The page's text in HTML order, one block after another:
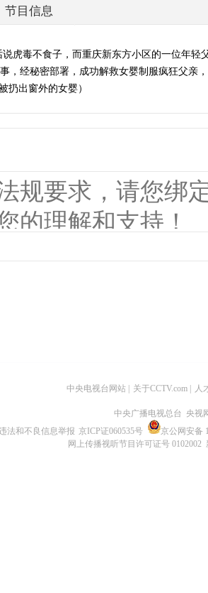
节目信息
虎毒不食子，而重庆新东方小区的一位年
，经秘密部署，成功解救女婴制服疯狂父亲
扔出窗外的女婴）
中央电视台网站 关于CCTV.com 人
中央广播电视总台 央视
法和不良信息举报 京ICP证060535号
京公网安备
网上传播视听节目许可证号 0102002